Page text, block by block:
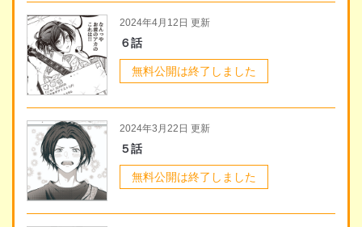
2024年3月22日 更新
５話
無料公開は終了しました
2024年4月12日 更新
６話
無料公開は終了しました